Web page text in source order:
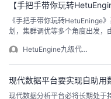
的
课
程
我
的
认
我
的
我
技
术
支
的
云
声
【手把手带你玩转
《手把手带你玩转HetuEninge
划，集群调优等多个角度出发，
能交互式SQL分析及数据虚拟化
秒级交互式查询；支持跨源跨域
HetuEngine九级代言
现代数据平台要实现自助用
现代数据分析平台必将长期处于